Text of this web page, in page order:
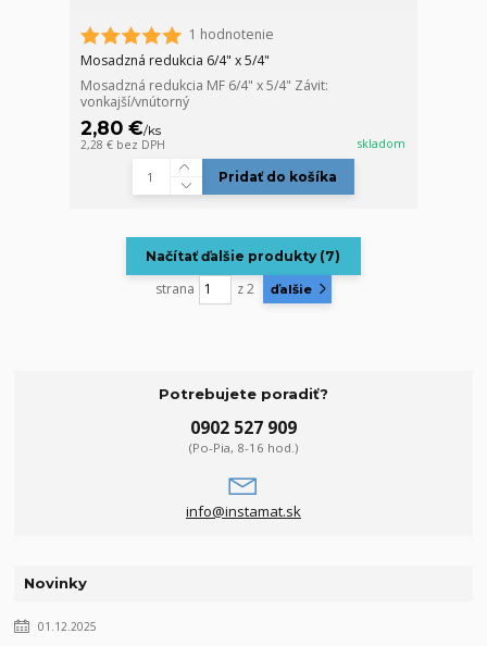
1 hodnotenie
Mosadzná redukcia 6/4" x 5/4"
Mosadzná redukcia MF 6/4" x 5/4" Závit:
vonkajší/vnútorný
2,80 €/ks
2,28 € bez DPH skladom
Pridať do košíka
Načítať ďalšie produkty (7)
strana z 2 ďalšie
Potrebujete poradiť?
0902 527 909
(Po-Pia, 8-16 hod.)
info@instamat.sk
Novinky
01.12.2025